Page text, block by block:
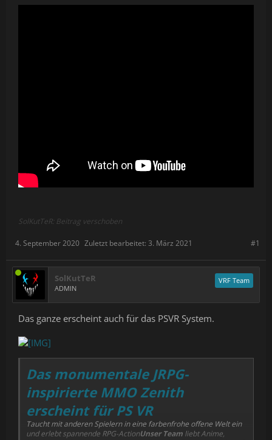
SolKutTeR: Beitrag verschoben
#1
4. September 2020 Zuletzt bearbeitet: 3. März 2021
SolKutTeR
ADMIN
VRF Team
Das ganze erscheint auch für das PSVR System.
Das monumentale JRPG-
inspirierte MMO Zenith
erscheint für PS VR
Taucht mit anderen Spielern in eine farbenfrohe offene Welt ein
und erlebt spannende RPG-ActionUnser Team liebt Anime,